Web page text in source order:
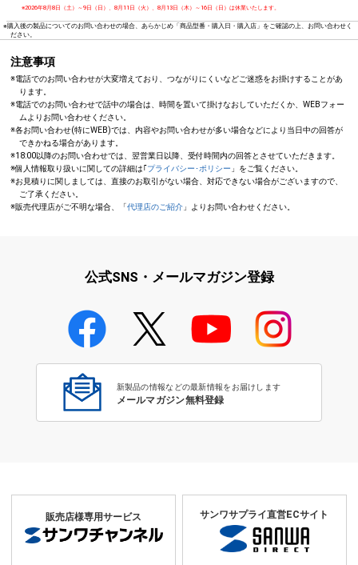
※2026年8月8日（土）～9日（日）、8月11日（火）、8月13日（木）～16日（日）は休業いたします。
※購入後の製品についてのお問い合わせの場合、あらかじめ「商品型番・購入日・購入店」をご確認の上、お問い合わせく
ださい。
注意事項
※電話でのお問い合わせが大変増えており、つながりにくいなどご迷惑をお掛けすることがあ
ります。
※電話でのお問い合わせで話中の場合は、時間を置いて掛けなおしていただくか、WEBフォー
ムよりお問い合わせください。
※各お問い合わせ(特にWEB)では、内容やお問い合わせが多い場合などにより当日中の回答が
できかねる場合があります。
※18:00以降のお問い合わせでは、翌営業日以降、受付時間内の回答とさせていただきます。
※個人情報取り扱いに関しての詳細は｢プライバシー･ポリシー 」をご覧ください。
※お見積りに関しましては、直接のお取引がない場合、対応できない場合がございますので、
ご了承ください。
※販売代理店がご不明な場合、「代理店のご紹介 」よりお問い合わせください。
公式SNS・メールマガジン登録
新製品の情報などの最新情報をお届けします
メールマガジン無料登録
販売店様専用サービス サンワサプライ直営ECサイト